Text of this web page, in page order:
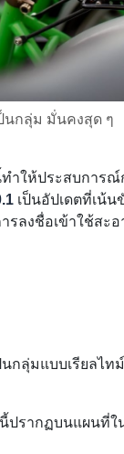
นกลุ่ม มั่นคงสุด ๆ
ทำให้ประสบการ
เป็นอัปเดตที่เน้น
รลงชื่อเข้าใช้สะ
กลุ่มแบบเรียลไท
รากฏบนแผนที่ใ